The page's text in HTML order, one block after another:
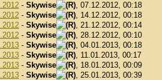
- Skywise
, 07.12.2012, 00:18
- Skywise
, 14.12.2012, 00:18
- Skywise
, 21.12.2012, 00:14
- Skywise
, 28.12.2012, 00:10
- Skywise
, 04.01.2013, 00:18
- Skywise
, 11.01.2013, 00:17
- Skywise
, 18.01.2013, 00:09
- Skywise
, 25.01.2013, 00:39